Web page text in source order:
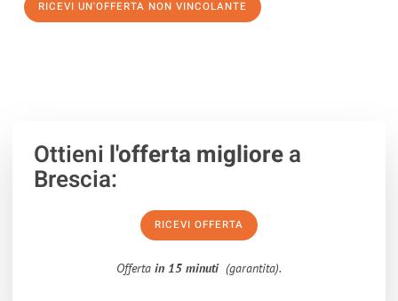
RICEVI UN'OFFERTA NON VINCOLANTE
Ottieni l'offerta migliorea
Brescia:
RICEVI OFFERTA
Offerta in 15 minuti (garantita).